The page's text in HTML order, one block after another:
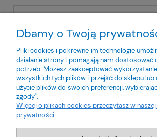
Twoje dane będą przetwarzane zgodnie z naszą
prywatności
Dbamy o Twoją
Pliki cookies i pokrewne im technologie
działanie strony i pomagają nam dostosować
potrzeb. Możesz zaakceptować
wszystkich tych plików i przejść do sklepu
użycie plików do swoich preferencji,
zgody".
Więcej o plikach cookies przeczytasz w
prywatności.